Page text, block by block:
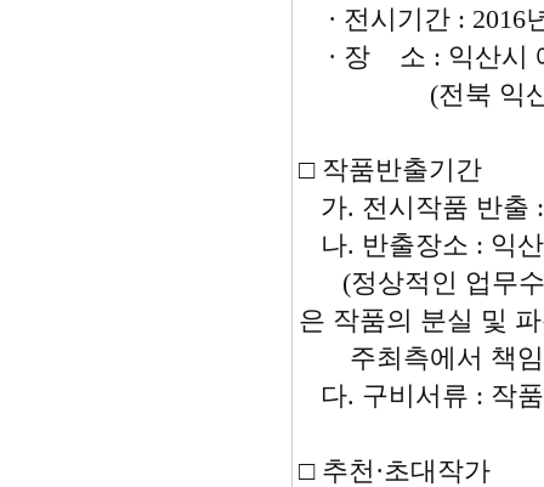
· 전시기간 : 2016
· 장 소 : 익산시
(전북 익산시
□ 작품반출기간
가. 전시작품 반출
나. 반출장소 : 익
(정상적인 업무수
은 작품의 분실 및
주최측에서 책임
다. 구비서류 : 작
□ 추천·초대작가